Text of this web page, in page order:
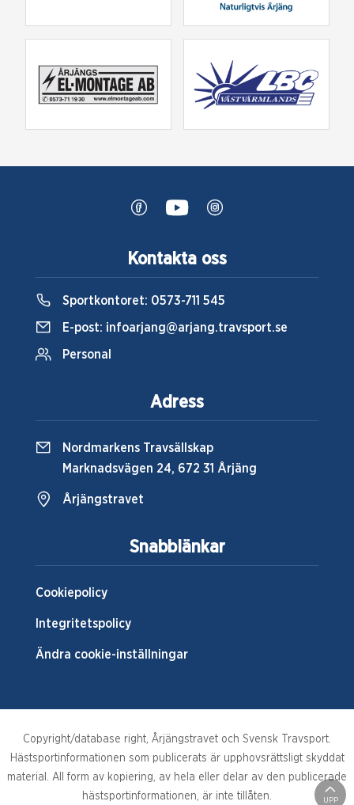
Snabblänkar
Cookiepolicy
Integritetspolicy
Ändra cookie-inställningar
Kontakta oss
Sportkontoret: 0573-711 545
E-post: infoarjang@arjang.travsport.se
Personal
Adress
Nordmarkens Travsällskap
Marknadsvägen 24, 672 31 Årjäng
Årjängstravet
UPP
Copyright/database right, Årjängstravet och Svensk Travsport.
Hästsportinformationen som publicerats är upphovsrättsligt skyddat
material. All form av kopiering, av hela eller delar av den publicerade
hästsportinformationen, är inte tillåten.